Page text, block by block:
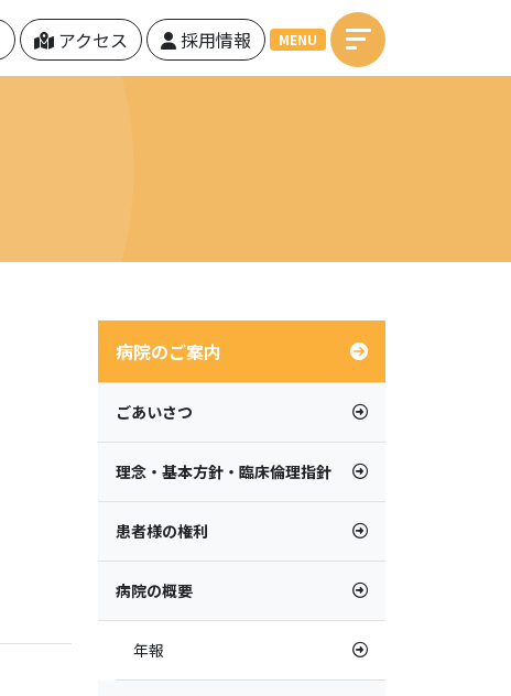
アクセス 採用情報 MENU
病院のご案内
ごあいさつ
理念・基本方針・臨床倫理指針
患者様の権利
病院の概要
年報